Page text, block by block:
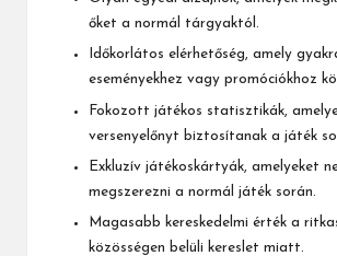
őket a normál tárgyaktól.
Időkorlátos elérhetőség, amely
eseményekhez vagy promóciókhoz
Fokozott játékos statisztikák,
versenyelőnyt biztosítanak a játék
Exkluzív játékoskártyák, amelyeket
megszerezni a normál játék során.
Magasabb kereskedelmi érték a
közösségen belüli kereslet miatt.